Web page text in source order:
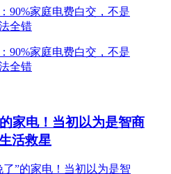
家电！当初以为是智商
活救星